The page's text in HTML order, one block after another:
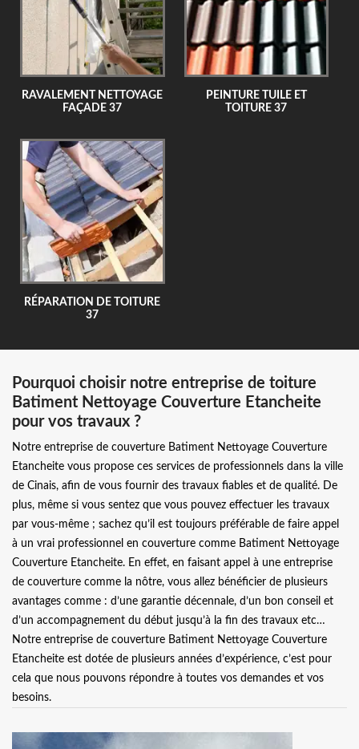
RAVALEMENT NETTOYAGE
FAÇADE 37
PEINTURE TUILE ET
TOITURE 37
RÉPARATION DE TOITURE
37
Pourquoi choisir notre entreprise de toiture
Batiment Nettoyage Couverture Etancheite
pour vos travaux ?
Notre entreprise de couverture Batiment Nettoyage Couverture
Etancheite vous propose ces services de professionnels dans la ville
de Cinais, afin de vous fournir des travaux fiables et de qualité. De
plus, même si vous sentez que vous pouvez effectuer les travaux
par vous-même ; sachez qu’il est toujours préférable de faire appel
à un vrai professionnel en couverture comme Batiment Nettoyage
Couverture Etancheite. En effet, en faisant appel à une entreprise
de couverture comme la nôtre, vous allez bénéficier de plusieurs
avantages comme : d’une garantie décennale, d’un bon conseil et
d’un accompagnement du début jusqu’à la fin des travaux etc…
Notre entreprise de couverture Batiment Nettoyage Couverture
Etancheite est dotée de plusieurs années d’expérience, c’est pour
cela que nous pouvons répondre à toutes vos demandes et vos
besoins.